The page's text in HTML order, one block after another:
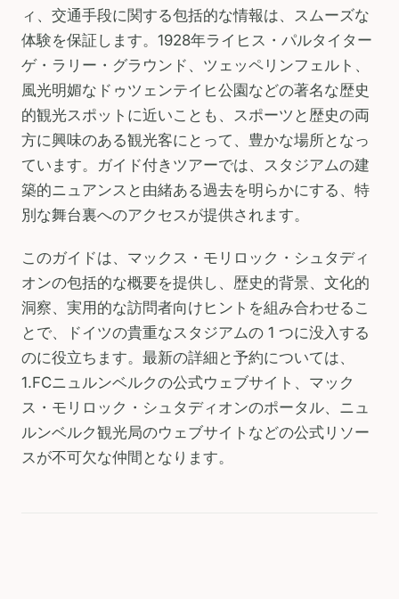
ィ、交通手段に関する包括的な情報は、スムーズな
体験を保証します。1928年ライヒス・パルタイター
ゲ・ラリー・グラウンド、ツェッペリンフェルト、
風光明媚なドゥツェンテイヒ公園などの著名な歴史
的観光スポットに近いことも、スポーツと歴史の両
方に興味のある観光客にとって、豊かな場所となっ
ています。ガイド付きツアーでは、スタジアムの建
築的ニュアンスと由緒ある過去を明らかにする、特
別な舞台裏へのアクセスが提供されます。
このガイドは、マックス・モリロック・シュタディ
オンの包括的な概要を提供し、歴史的背景、文化的
洞察、実用的な訪問者向けヒントを組み合わせるこ
とで、ドイツの貴重なスタジアムの 1 つに没入する
のに役立ちます。最新の詳細と予約については、
1.FCニュルンベルクの公式ウェブサイト、マック
ス・モリロック・シュタディオンのポータル、ニュ
ルンベルク観光局のウェブサイトなどの公式リソー
スが不可欠な仲間となります。